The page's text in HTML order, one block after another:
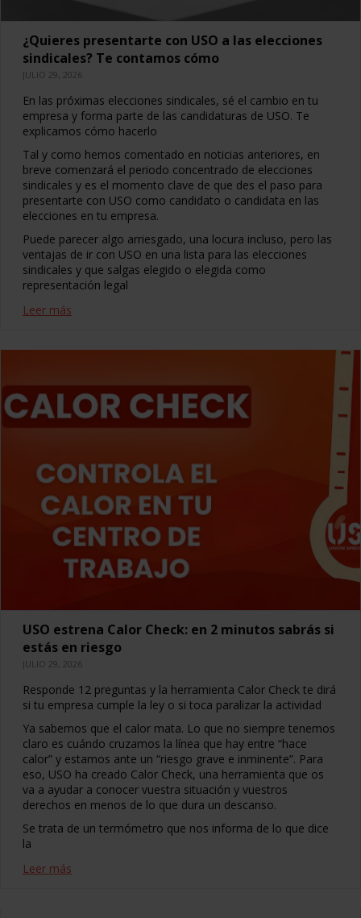
¿Quieres presentarte con USO a las elecciones
sindicales? Te contamos cómo
JULIO 29, 2026
En las próximas elecciones sindicales, sé el cambio en tu
empresa y forma parte de las candidaturas de USO. Te
explicamos cómo hacerlo
Tal y como hemos comentado en noticias anteriores, en
breve comenzará el periodo concentrado de elecciones
sindicales y es el momento clave de que des el paso para
presentarte con USO como candidato o candidata en las
elecciones en tu empresa.
Puede parecer algo arriesgado, una locura incluso, pero las
ventajas de ir con USO en una lista para las elecciones
sindicales y que salgas elegido o elegida como
representación legal
Leer más
USO estrena Calor Check: en 2 minutos sabrás si
estás en riesgo
JULIO 29, 2026
Responde 12 preguntas y la herramienta Calor Check te dirá
si tu empresa cumple la ley o si toca paralizar la actividad
Ya sabemos que el calor mata. Lo que no siempre tenemos
claro es cuándo cruzamos la línea que hay entre “hace
calor” y estamos ante un “riesgo grave e inminente”. Para
eso, USO ha creado Calor Check, una herramienta que os
va a ayudar a conocer vuestra situación y vuestros
derechos en menos de lo que dura un descanso.
Se trata de un termómetro que nos informa de lo que dice
la
Leer más